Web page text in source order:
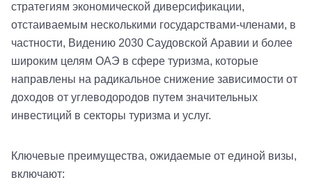
стратегиям экономической диверсификации,
отстаиваемым несколькими государствами-членами, в
частности, Видению 2030 Саудовской Аравии и более
широким целям ОАЭ в сфере туризма, которые
направлены на радикальное снижение зависимости от
доходов от углеводородов путем значительных
инвестиций в секторы туризма и услуг.
Ключевые преимущества, ожидаемые от единой визы,
включают: